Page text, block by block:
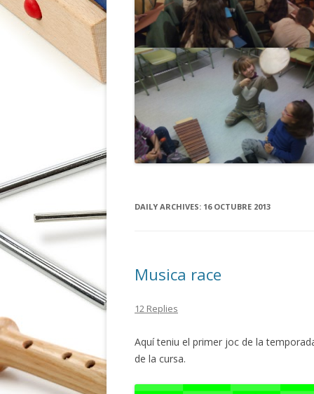
DAILY ARCHIVES: 16 OCTUBRE 2013
Musica race
12 Replies
Aquí teniu el primer joc de la
de la cursa.